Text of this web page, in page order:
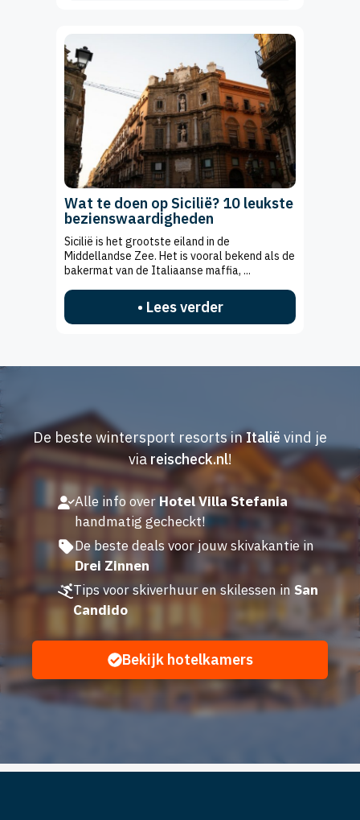
Wat te doen op Sicilië? 10 leukste
bezienswaardigheden
Sicilië is het grootste eiland in de
Middellandse Zee. Het is vooral bekend als de
bakermat van de Italiaanse maffia, ...
• Lees verder
De beste wintersport resorts inItalië vind je
via reischeck.nl!
Alle info over Hotel Villa Stefania
handmatig gecheckt!
De beste deals voor jouw skivakantie in
Drei Zinnen
Tips voor skiverhuur en skilessen in San
Candido
Bekijk hotelkamers